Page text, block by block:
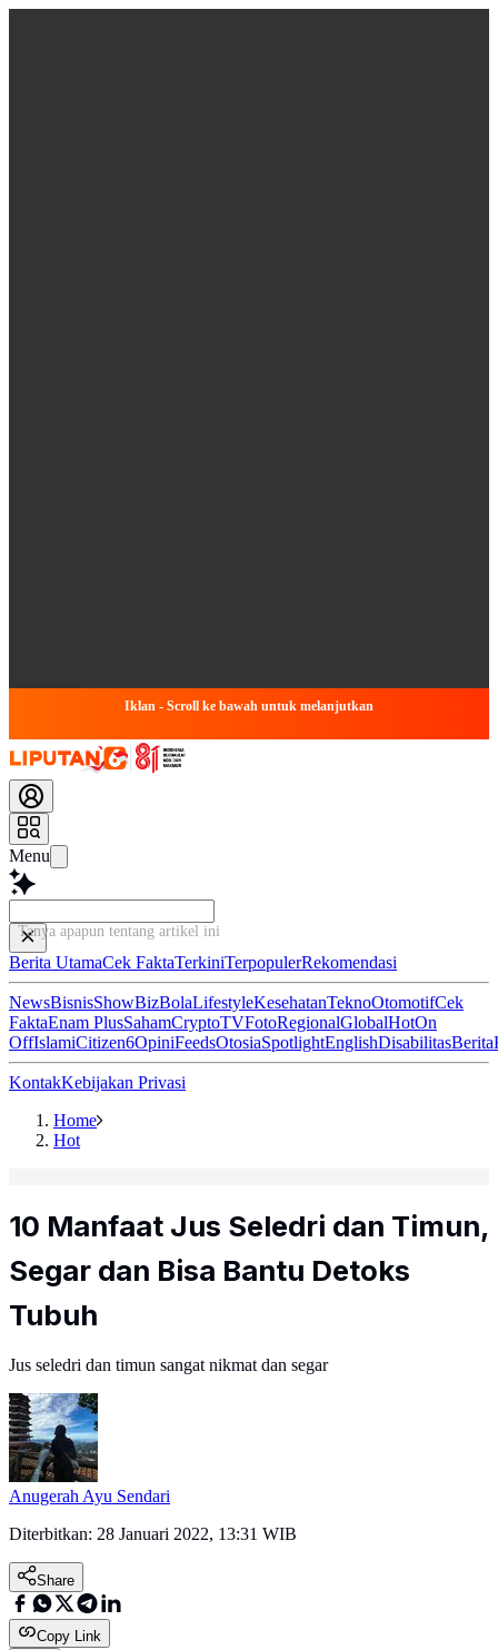
Iklan - Scroll ke bawah untuk melanjutkan
Menu
Tanya apapun tentang artikel ini...
Berita UtamaCek FaktaTerkiniTerpopulerRekomendasi
NewsBisnisShowBizBolaLifestyleKesehatanTeknoOtomotifCek
FaktaEnam PlusSahamCryptoTVFotoRegionalGlobalHotOn
OffIslamiCitizen6OpiniFeedsOtosiaSpotlightEnglishDisabilitasBerita
KontakKebijakan Privasi
Home
Hot
10 Manfaat Jus Seledri dan Timun,
Segar dan Bisa Bantu Detoks
Tubuh
Jus seledri dan timun sangat nikmat dan segar
Anugerah Ayu Sendari
Diterbitkan: 28 Januari 2022, 13:31 WIB
Share
Copy Link